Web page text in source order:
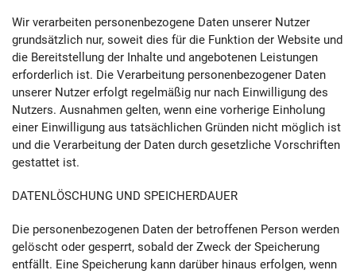
Wir verarbeiten personenbezogene Daten unserer Nutzer
grundsätzlich nur, soweit dies für die Funktion der Website und
die Bereitstellung der Inhalte und angebotenen Leistungen
erforderlich ist. Die Verarbeitung personenbezogener Daten
unserer Nutzer erfolgt regelmäßig nur nach Einwilligung des
Nutzers. Ausnahmen gelten, wenn eine vorherige Einholung
einer Einwilligung aus tatsächlichen Gründen nicht möglich ist
und die Verarbeitung der Daten durch gesetzliche Vorschriften
gestattet ist.
DATENLÖSCHUNG UND SPEICHERDAUER
Die personenbezogenen Daten der betroffenen Person werden
gelöscht oder gesperrt, sobald der Zweck der Speicherung
entfällt. Eine Speicherung kann darüber hinaus erfolgen, wenn